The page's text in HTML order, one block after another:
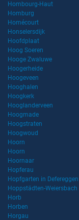
Hombourg-Haut
Homburg
Homécourt
Honselersdijk
Hoofdplaat
Hoog Soeren
Hooge Zwaluwe
Hoogerheide
Hoogeveen
Hooghalen
Hoogkerk
Hooglanderveen
Hoogmade
Hoogstraten
Hoogwoud
Hoorn
Hoorn
Hoornaar
Hopferau
Hopfgarten in Defereggen
Hoppstädten-Weiersbach
Horb
Horben
Horgau